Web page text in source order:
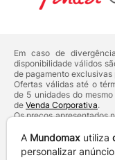
Em caso de
disponibilidade válidos
de pagamento
Ofertas válidas até o
de 5 unidades do
de Venda Corporativa.
Os preços apresentados
Defesa do Consumidor:
Vendas sujeitas à
A Mundomax utiliza
personalizar